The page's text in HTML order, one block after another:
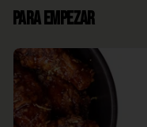
Para Empezar